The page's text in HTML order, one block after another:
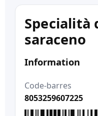
Specialità
saraceno
Information
Code-barres
8053259607225